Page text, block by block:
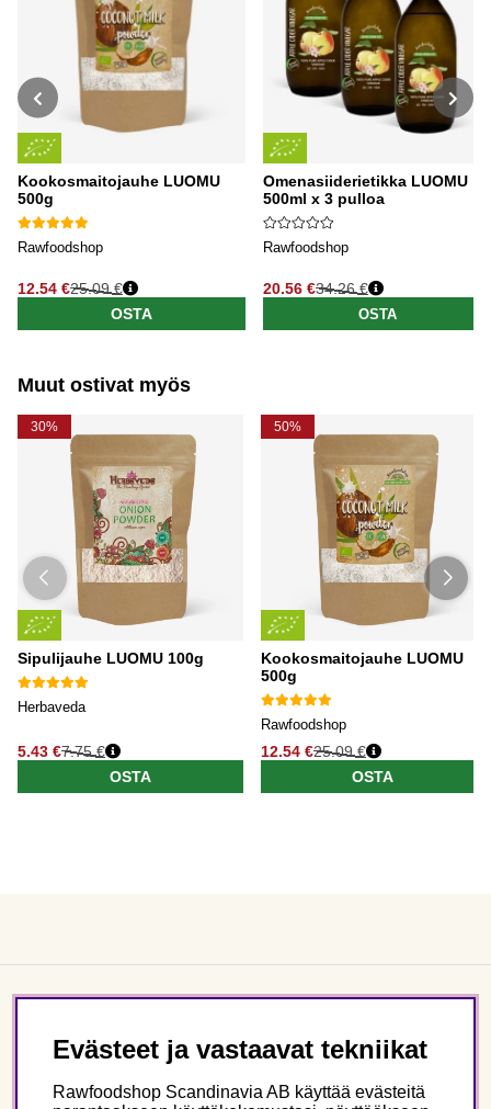
Kookosmaitojauhe LUOMU
500g
Rawfoodshop
12.54 €
Normaali hinta
25.09 €
OSTA
Omenasiiderietikka LUOMU
500ml x 3 pulloa
Rawfoodshop
20.56 €
Normaali hinta
34.26 €
OSTA
Muut ostivat myös
30%
Sipulijauhe LUOMU 100g
Herbaveda
5.43 €7.75 €
OSTA
50%
Kookosmaitojauhe LUOMU
500g
Rawfoodshop
12.54 €25.09 €
OSTA
Evästeet ja vastaavat tekniikat
Rawfoodshop Scandinavia AB käyttää evästeitä